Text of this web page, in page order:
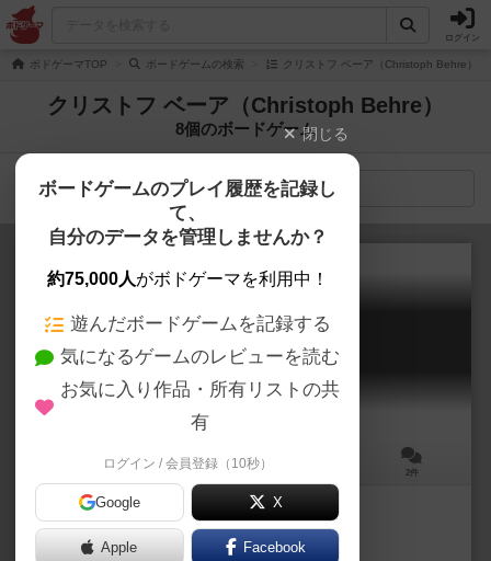
ログイン
ボドゲーマTOP ボードゲームの検索 クリストフ ベーア（Christoph Behre） 8
クリストフ ベーア（Christoph Behre）
8個のボードゲーム
検索メニュー
バスティーユ
Bastille
60分前後 2件
作品説明文の編集者を募集中
閉じる
ボードゲームのプレイ履歴を記録し
て、
自分のデータを管理しませんか？
約75,000人がボドゲーマを利用中！
遊んだボードゲームを記録する
気になるゲームのレビューを読む
お気に入り作品・所有リストの共
有
ログイン / 会員登録（10秒）
Google X
Apple Facebook